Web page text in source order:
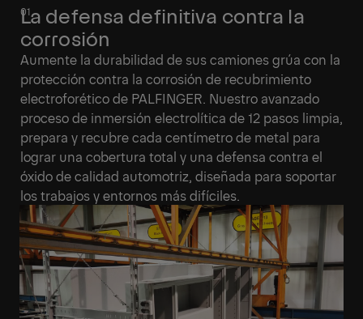
La defensa definitiva contra la
corrosión
Aumente la durabilidad de sus camiones grúa con la
protección contra la corrosión de recubrimiento
electroforético de PALFINGER. Nuestro avanzado
proceso de inmersión electrolítica de 12 pasos limpia,
prepara y recubre cada centímetro de metal para
lograr una cobertura total y una defensa contra el
óxido de calidad automotriz, diseñada para soportar
los trabajos y entornos más difíciles.